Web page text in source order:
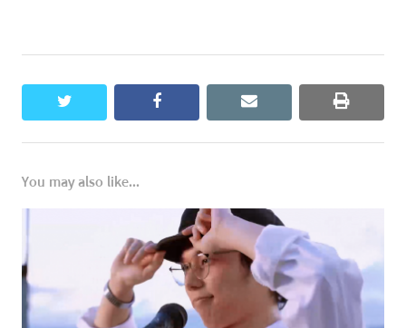
twitter facebook email print
You may also like...